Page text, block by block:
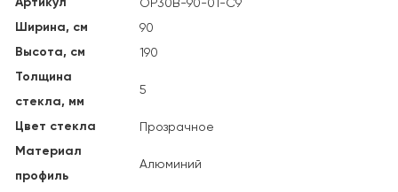
OP30B-90-01-C9
Ширина, см 90
Высота, см 190
Толщина
стекла, мм
5
Цвет стекла Прозрачное
Материал
профиль
Алюминий